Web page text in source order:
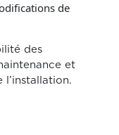
de
des
et